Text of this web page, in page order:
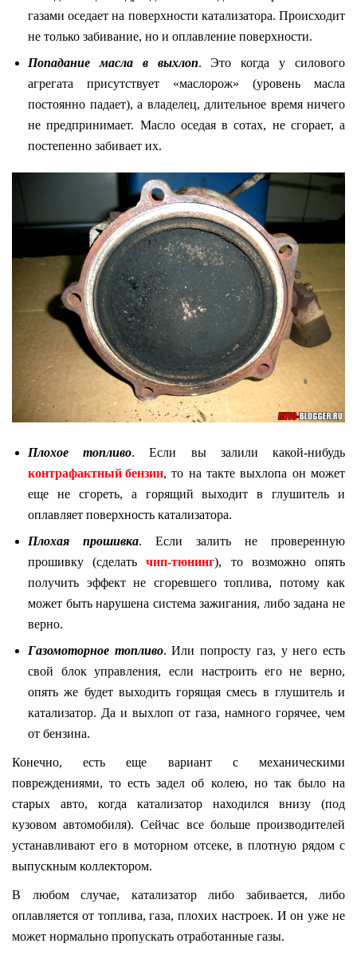
газами оседает на поверхности катализатора. Происходит
не только забивание, но и оплавление поверхности.
Попадание масла в выхлоп. Это когда у силового
агрегата присутствует «маслорож» (уровень масла
постоянно падает), а владелец, длительное время ничего
не предпринимает. Масло оседая в сотах, не сгорает, а
постепенно забивает их.
Плохое топливо. Если вы залили какой-нибудь
контрафактный бензин, то на такте выхлопа он может
еще не сгореть, а горящий выходит в глушитель и
оплавляет поверхность катализатора.
Плохая прошивка. Если залить не проверенную
прошивку (сделатьчип-тюнинг), то возможно опять
получить эффект не сгоревшего топлива, потому как
может быть нарушена система зажигания, либо задана не
верно.
Газомоторное топливо. Или попросту газ, у него есть
свой блок управления, если настроить его не верно,
опять же будет выходить горящая смесь в глушитель и
катализатор. Да и выхлоп от газа, намного горячее, чем
от бензина.
Конечно, есть еще вариант с механическими
повреждениями, то есть задел об колею, но так было на
старых авто, когда катализатор находился внизу (под
кузовом автомобиля). Сейчас все больше производителей
устанавливают его в моторном отсеке, в плотную рядом с
выпускным коллектором.
В любом случае, катализатор либо забивается, либо
оплавляется от топлива, газа, плохих настроек. И он уже не
может нормально пропускать отработанные газы.